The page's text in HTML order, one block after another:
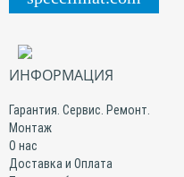
ИНФОРМАЦИЯ
Гарантия. Сервис. Ремонт.
Монтаж
О нас
Доставка и Оплата